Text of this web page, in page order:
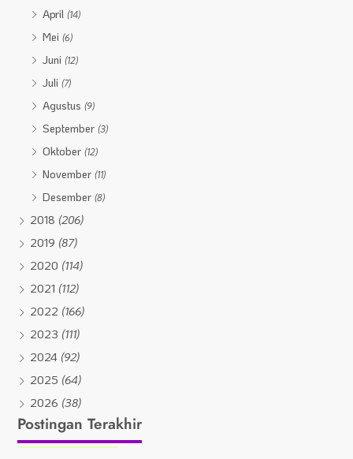
April(14)
Mei(6)
Juni(12)
Juli(7)
Agustus(9)
September(3)
Oktober(12)
November(11)
Desember(8)
2018 (206)
2019 (87)
2020 (114)
2021 (112)
2022 (166)
2023 (111)
2024 (92)
2025 (64)
2026 (38)
Postingan Terakhir